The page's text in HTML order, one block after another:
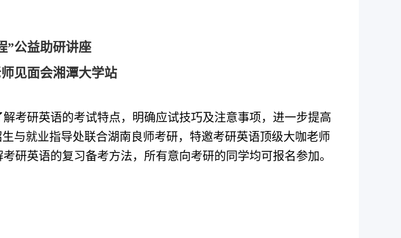
”公益助研讲座
见面会湘潭大学站
解考研英语的考试特点，明确应试技巧及注意事项，进一步提高
与就业指导处联合湖南良师考研，特邀考研英语顶级大咖老师
考研英语的复习备考方法，所有意向考研的同学均可报名参加。